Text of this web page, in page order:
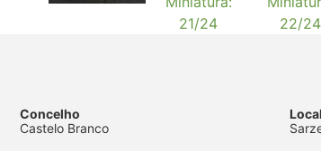
Concelho
Castelo Branco